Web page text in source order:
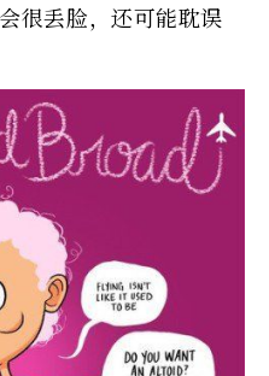
很丢脸，还可能耽误